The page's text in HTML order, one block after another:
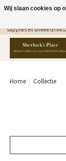
Gratis Verzending in NL
supplies en unieke
Home / Collectie
Wij slaan cookies op